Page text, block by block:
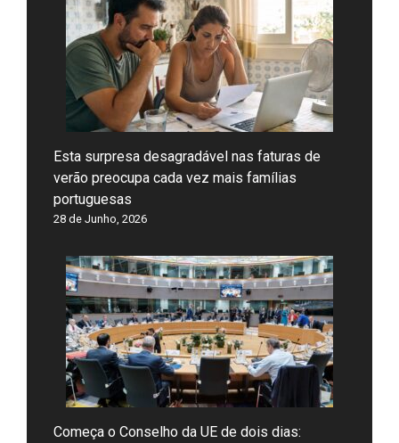
Esta surpresa desagradável nas faturas de
verão preocupa cada vez mais famílias
portuguesas
28 de Junho, 2026
Começa o Conselho da UE de dois dias: